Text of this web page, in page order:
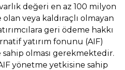
değeri en az 100 milyon
veya kaldıraçlı olmayan
geri ödeme hakkı
yatırım fonunu (AIF)
olması gerekmektedir.
yönetme yetkisine sahip